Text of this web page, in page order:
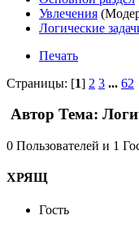
Увлечения
Логические
Печать
Страницы: [1] 2 3 ... 62
Автор Тема:
0 Пользователей и 1
ХРЯЩ
Гость